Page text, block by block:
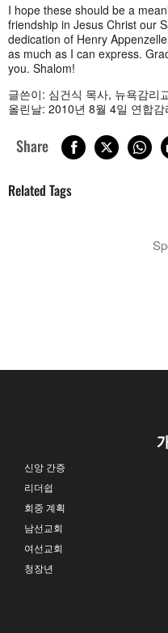
I hope these should be a
friendship in Jesus Christ our
dedication of Henry
as much as I can express.
you. Shalom!
글쓴이: 심건식 목사, 뉴욕감리
올린날: 2010년 8월 4일 연합
Share
Related Tags
신앙 간증
리더쉽
회중 계획
남선교회
여선교회
청장년